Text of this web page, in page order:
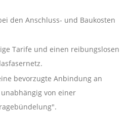
den Anschluss- und Baukosten
Tarife und einen reibungslosen
bevorzugte Anbindung an
von einer